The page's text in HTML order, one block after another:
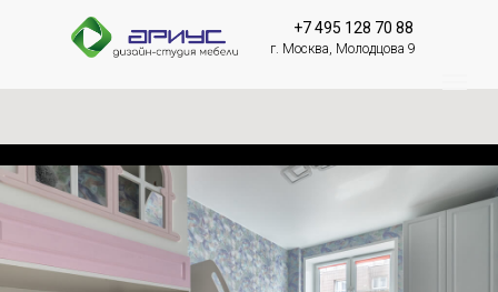
+7 495 128 70 88
г. Москва, Молодцова 9